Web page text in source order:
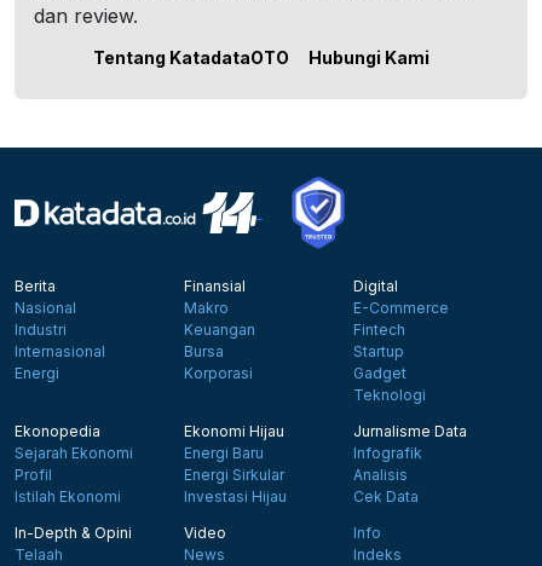
dan review.
Tentang KatadataOTO Hubungi Kami
Berita
Nasional
Industri
Internasional
Energi
Finansial
Makro
Keuangan
Bursa
Korporasi
Digital
E-Commerce
Fintech
Startup
Gadget
Teknologi
Ekonopedia
Sejarah Ekonomi
Profil
Istilah Ekonomi
Ekonomi Hijau
Energi Baru
Energi Sirkular
Investasi Hijau
Jurnalisme Data
Infografik
Analisis
Cek Data
In-Depth & Opini
Telaah
Video
News
Info
Indeks